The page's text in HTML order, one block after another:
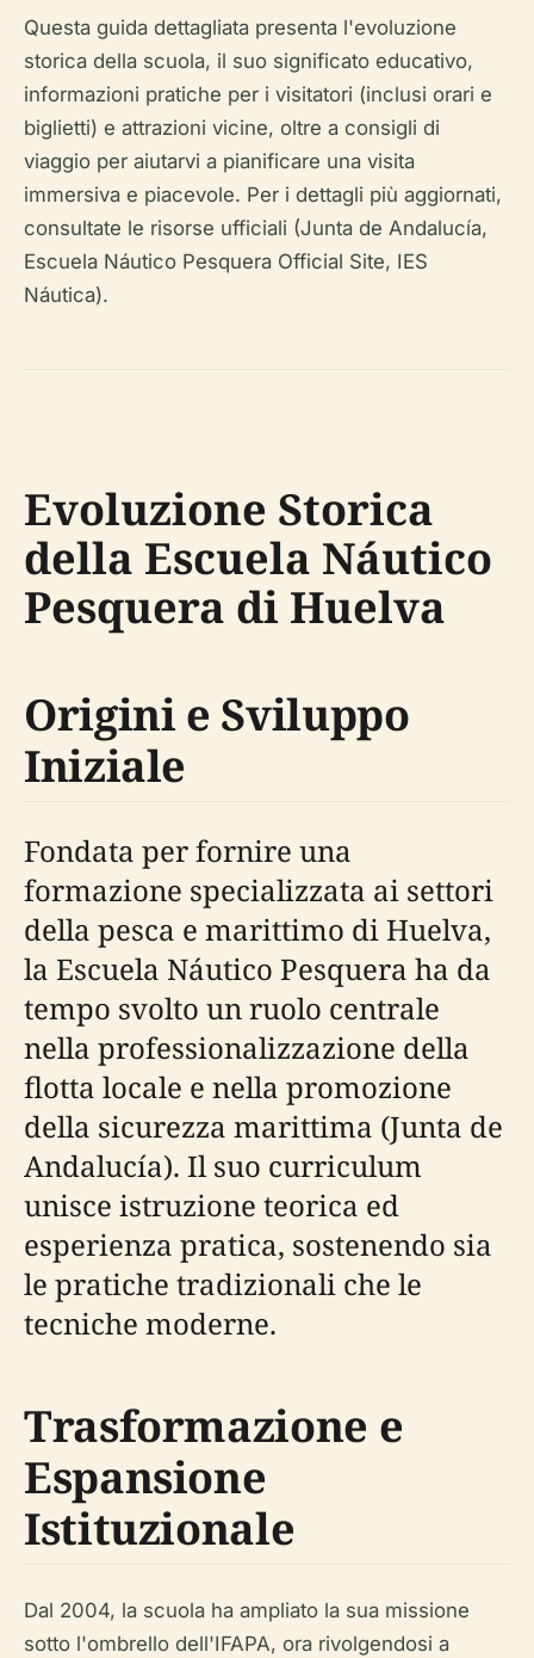
Questa guida dettagliata presenta l'evoluzione
storica della scuola, il suo significato educativo,
informazioni pratiche per i visitatori (inclusi orari e
biglietti) e attrazioni vicine, oltre a consigli di
viaggio per aiutarvi a pianificare una visita
immersiva e piacevole. Per i dettagli più aggiornati,
consultate le risorse ufficiali (Junta de Andalucía,
Escuela Náutico Pesquera Official Site, IES
Náutica).
Evoluzione Storica
della Escuela Náutico
Pesquera di Huelva
Origini e Sviluppo
Iniziale
Fondata per fornire una
formazione specializzata ai settori
della pesca e marittimo di Huelva,
la Escuela Náutico Pesquera ha da
tempo svolto un ruolo centrale
nella professionalizzazione della
flotta locale e nella promozione
della sicurezza marittima (Junta de
Andalucía). Il suo curriculum
unisce istruzione teorica ed
esperienza pratica, sostenendo sia
le pratiche tradizionali che le
tecniche moderne.
Trasformazione e
Espansione
Istituzionale
Dal 2004, la scuola ha ampliato la sua missione
sotto l'ombrello dell'IFAPA, ora rivolgendosi a